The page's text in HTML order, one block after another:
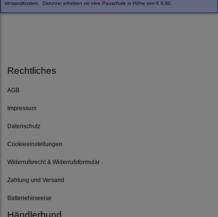
Versandkosten. Darunter erheben wir eine Pauschale in Höhe von € 6,60.
Rechtliches
AGB
Impressum
Datenschutz
Cookieeinstellungen
Widerrufsrecht & Widerrufsformular
Zahlung und Versand
Batteriehinweise